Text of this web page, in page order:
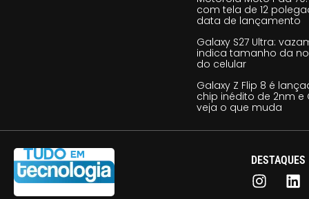
com tela de 12
data de lançamento
Galaxy S27 Ultra:
indica tamanho da
do celular
Galaxy Z Flip 8 é
chip inédito de 2nm e
veja o que muda
DESTAQUES